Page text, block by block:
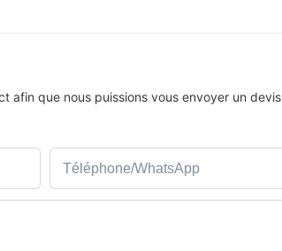
afin que nous puissions vous envoyer un devis
Téléphone/WhatsApp